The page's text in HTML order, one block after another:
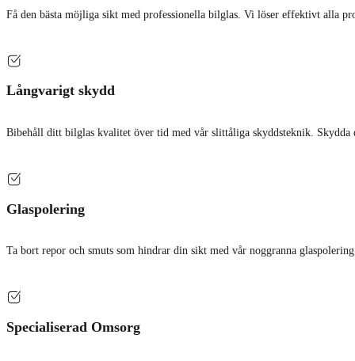
Få den bästa möjliga sikt med professionella bilglas. Vi löser effektivt alla
Långvarigt skydd
Bibehåll ditt bilglas kvalitet över tid med vår slittåliga skyddsteknik.
Glaspolering
Ta bort repor och smuts som hindrar din sikt med vår noggranna
Specialiserad Omsorg